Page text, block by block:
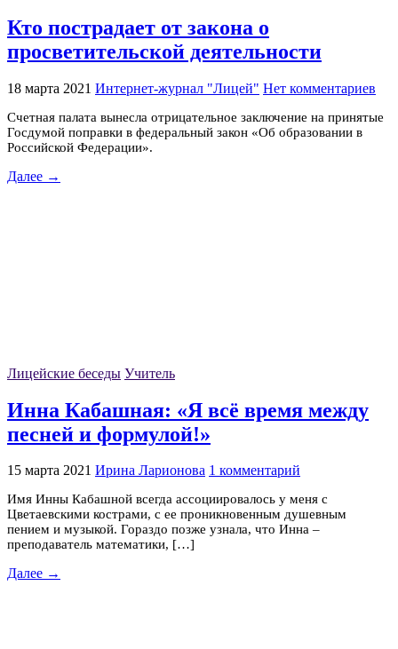
Кто пострадает от закона о
просветительской деятельности
18 марта 2021 Интернет-журнал "Лицей" Нет комментариев
Счетная палата вынесла отрицательное заключение на принятые
Госдумой поправки в федеральный закон «Об образовании в
Российской Федерации».
Далее →
Лицейские беседы Учитель
Инна Кабашная: «Я всё время между
песней и формулой!»
15 марта 2021 Ирина Ларионова 1 комментарий
Имя Инны Кабашной всегда ассоциировалось у меня с
Цветаевскими кострами, с ее проникновенным душевным
пением и музыкой. Гораздо позже узнала, что Инна –
преподаватель математики, […]
Далее →